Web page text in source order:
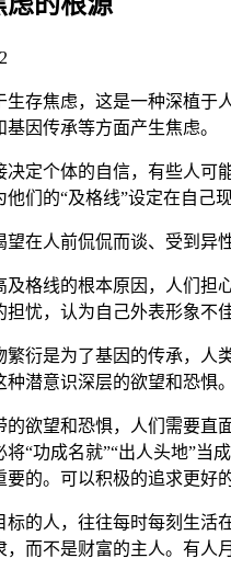
生存焦虑，这是一种深植
因传承等方面产生焦虑。
决定个体的自信，有些人可
们的“及格线”设定在自己
望在人前侃侃而谈、受到异
及格线的根本原因，人们担
忧，认为自己外表形象不
繁衍是为了基因的传承，人
潜意识深层的欲望和恐惧
的欲望和恐惧，人们需要直
将“功成名就”“出人头地”当
的。可以积极的追求更好
标的人，往往每时每刻生活
，而不是财富的主人。有人